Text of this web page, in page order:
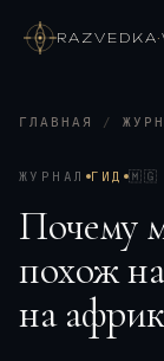
RAZVEDKA·
ГЛАВНАЯ /
ЖУРНАЛ ГИД 🇲🇬
Почему
похож
на